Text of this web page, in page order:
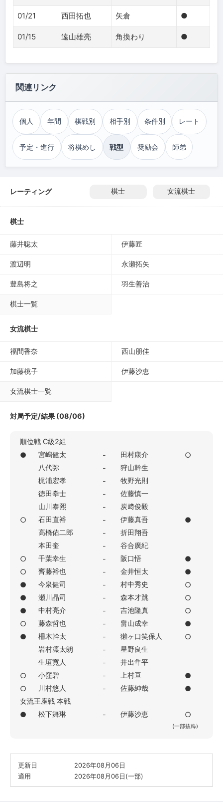
01/21 西田拓也 矢倉 ●
01/15 遠山雄亮 角換わり ●
関連リンク
個人 年間 棋戦別 相手別 条件別 レート
予定・進行 将棋めし 戦型 奨励会 師弟
レーティング 棋士 女流棋士
棋士
藤井聡太 伊藤匠
渡辺明 永瀬拓矢
豊島将之 羽生善治
棋士一覧
女流棋士
福間香奈 西山朋佳
加藤桃子 伊藤沙恵
女流棋士一覧
対局予定/結果 (08/06)
順位戦 C級2組
●
宮嶋健太 - 田村康介
○
八代弥
-
狩山幹生
梶浦宏孝
-
牧野光則
徳田拳士
-
佐藤慎一
山川泰熙
-
炭﨑俊毅
○
石田直裕 - 伊藤真吾
●
高橋佑二郎
-
折田翔吾
本田奎
-
谷合廣紀
○
千葉幸生 - 阪口悟
●
○
齊藤裕也 - 金井恒太
●
●
今泉健司 - 村中秀史
○
●
瀬川晶司 - 森本才跳
○
●
中村亮介 - 吉池隆真
○
○
藤森哲也 - 畠山成幸
●
●
柵木幹太 - 獺ヶ口笑保人
○
岩村凛太朗
-
星野良生
生垣寛人
-
井出隼平
○
小窪碧 - 上村亘
●
○
川村悠人 - 佐藤紳哉
●
女流王座戦 本戦
●
松下舞琳 - 伊藤沙恵 ○
(一部抜粋)
更新日
2026年08月06日
適用
2026年08月06日(一部)